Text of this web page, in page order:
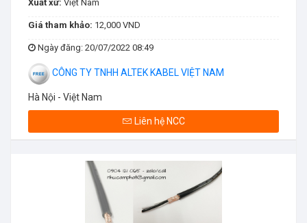
Xuất xứ: Việt Nam
Giá tham khảo: 12,000 VND
Ngày đăng: 20/07/2022 08:49
CÔNG TY TNHH ALTEK KABEL VIỆT NAM
Hà Nội - Việt Nam
Liên hệ NCC